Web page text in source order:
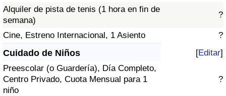
Alquiler de pista de tenis (1 hora en fin de
semana)
?
Cine, Estreno Internacional, 1 Asiento ?
Cuidado de Niños [Editar]
Preescolar (o Guardería), Día Completo,
Centro Privado, Cuota Mensual para 1
niño
?